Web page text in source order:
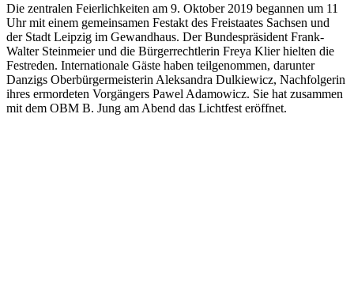
Die zentralen Feierlichkeiten am 9. Oktober 2019 begannen um 11
Uhr mit einem gemeinsamen Festakt des Freistaates Sachsen und
der Stadt Leipzig im Gewandhaus. Der Bundespräsident Frank-
Walter Steinmeier und die Bürgerrechtlerin Freya Klier hielten die
Festreden. Internationale Gäste haben teilgenommen, darunter
Danzigs Oberbürgermeisterin Aleksandra Dulkiewicz, Nachfolgerin
ihres ermordeten Vorgängers Pawel Adamowicz. Sie hat zusammen
mit dem OBM B. Jung am Abend das Lichtfest eröffnet.